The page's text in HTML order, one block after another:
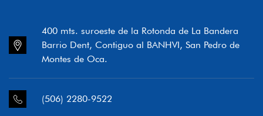
400 mts. suroeste de la Rotonda de La Bandera
Barrio Dent, Contiguo al BANHVI, San Pedro de
Montes de Oca.
(506) 2280-9522